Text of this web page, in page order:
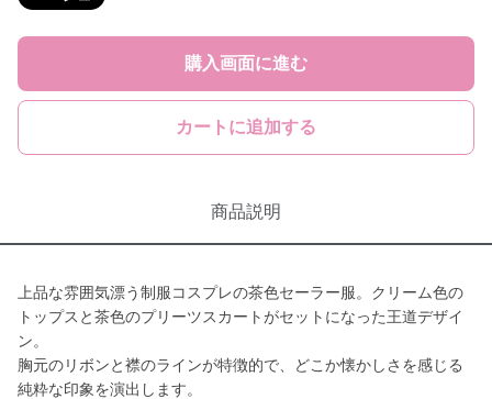
購入画面に進む
カートに追加する
商品説明
上品な雰囲気漂う制服コスプレの茶色セーラー服。クリーム色の
トップスと茶色のプリーツスカートがセットになった王道デザイ
ン。
胸元のリボンと襟のラインが特徴的で、どこか懐かしさを感じる
純粋な印象を演出します。